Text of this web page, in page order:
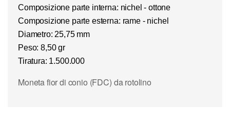
Composizione parte interna: nichel - ottone
Composizione parte esterna: rame - nichel
Diametro: 25,75 mm
Peso: 8,50 gr
Tiratura: 1.500.000
Moneta fior di conio (FDC) da rotolino